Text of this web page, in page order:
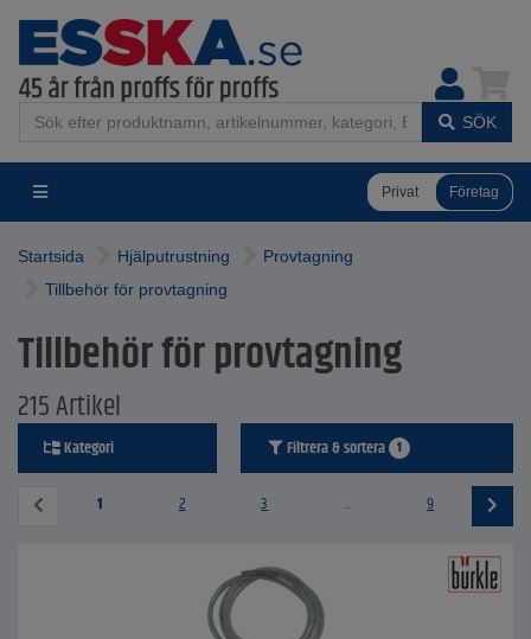
SÖK
Privat Företag
Startsida Hjälputrustning
Provtagning
Tillbehör för provtagning
Tillbehör för provtagning
215 Artikel
Kategori Filtrera & sortera 1
1 2 3 ... 9